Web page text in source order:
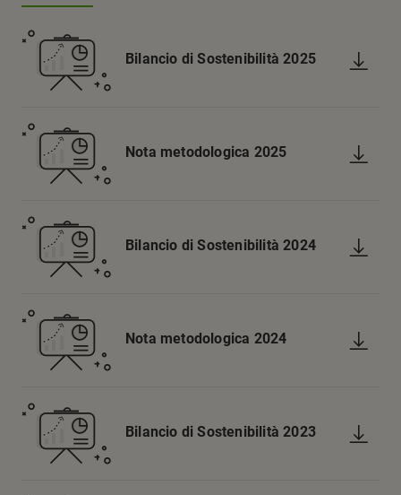
Bilancio di Sostenibilità 2025
Nota metodologica 2025
Bilancio di Sostenibilità 2024
Nota metodologica 2024
Bilancio di Sostenibilità 2023